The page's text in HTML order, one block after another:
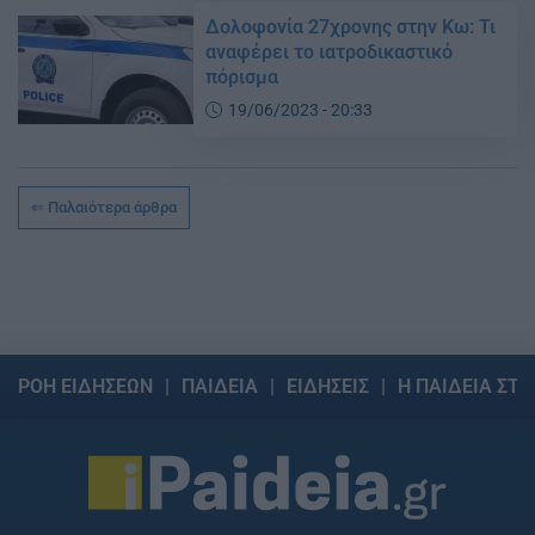
Δολοφονία 27χρονης στην Κω: Τι
αναφέρει το ιατροδικαστικό
πόρισμα
19/06/2023 - 20:33
Παλαιότερα άρθρα
ΡΟΗ ΕΙΔΗΣΕΩΝ ΠΑΙΔΕΙΑ ΕΙΔΗΣΕΙΣ Η ΠΑΙΔΕΙΑ